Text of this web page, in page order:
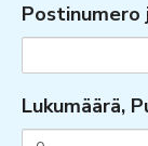
Postinumero
Lukumäärä,